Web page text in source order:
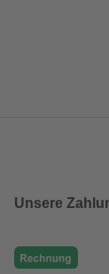
Unsere